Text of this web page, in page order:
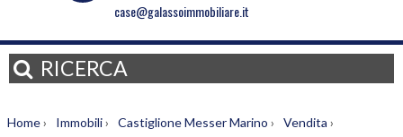
case@galassoimmobiliare.it
RICERCA
Home› Immobili› Castiglione Messer Marino › Vendita ›